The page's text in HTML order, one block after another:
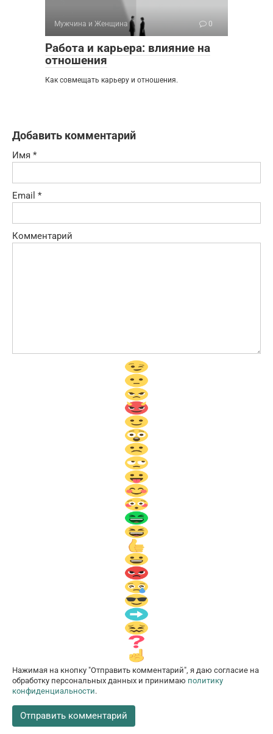
Мужчина и Женщина 0
Работа и карьера: влияние на
отношения
Как совмещать карьеру и отношения.
Добавить комментарий
Имя *
Email *
Комментарий
Нажимая на кнопку "Отправить комментарий", я даю согласие на
обработку персональных данных и принимаю политику
конфиденциальности.